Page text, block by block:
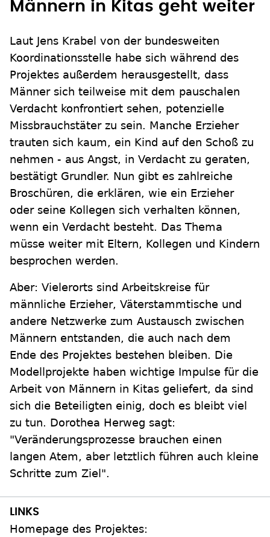
Männern in Kitas geht weiter
Laut Jens Krabel von der bundesweiten
Koordinationsstelle habe sich während des
Projektes außerdem herausgestellt, dass
Männer sich teilweise mit dem pauschalen
Verdacht konfrontiert sehen, potenzielle
Missbrauchstäter zu sein. Manche Erzieher
trauten sich kaum, ein Kind auf den Schoß zu
nehmen - aus Angst, in Verdacht zu geraten,
bestätigt Grundler. Nun gibt es zahlreiche
Broschüren, die erklären, wie ein Erzieher
oder seine Kollegen sich verhalten können,
wenn ein Verdacht besteht. Das Thema
müsse weiter mit Eltern, Kollegen und Kindern
besprochen werden.
Aber: Vielerorts sind Arbeitskreise für
männliche Erzieher, Väterstammtische und
andere Netzwerke zum Austausch zwischen
Männern entstanden, die auch nach dem
Ende des Projektes bestehen bleiben. Die
Modellprojekte haben wichtige Impulse für die
Arbeit von Männern in Kitas geliefert, da sind
sich die Beteiligten einig, doch es bleibt viel
zu tun. Dorothea Herweg sagt:
"Veränderungsprozesse brauchen einen
langen Atem, aber letztlich führen auch kleine
Schritte zum Ziel".
Homepage des Projektes: